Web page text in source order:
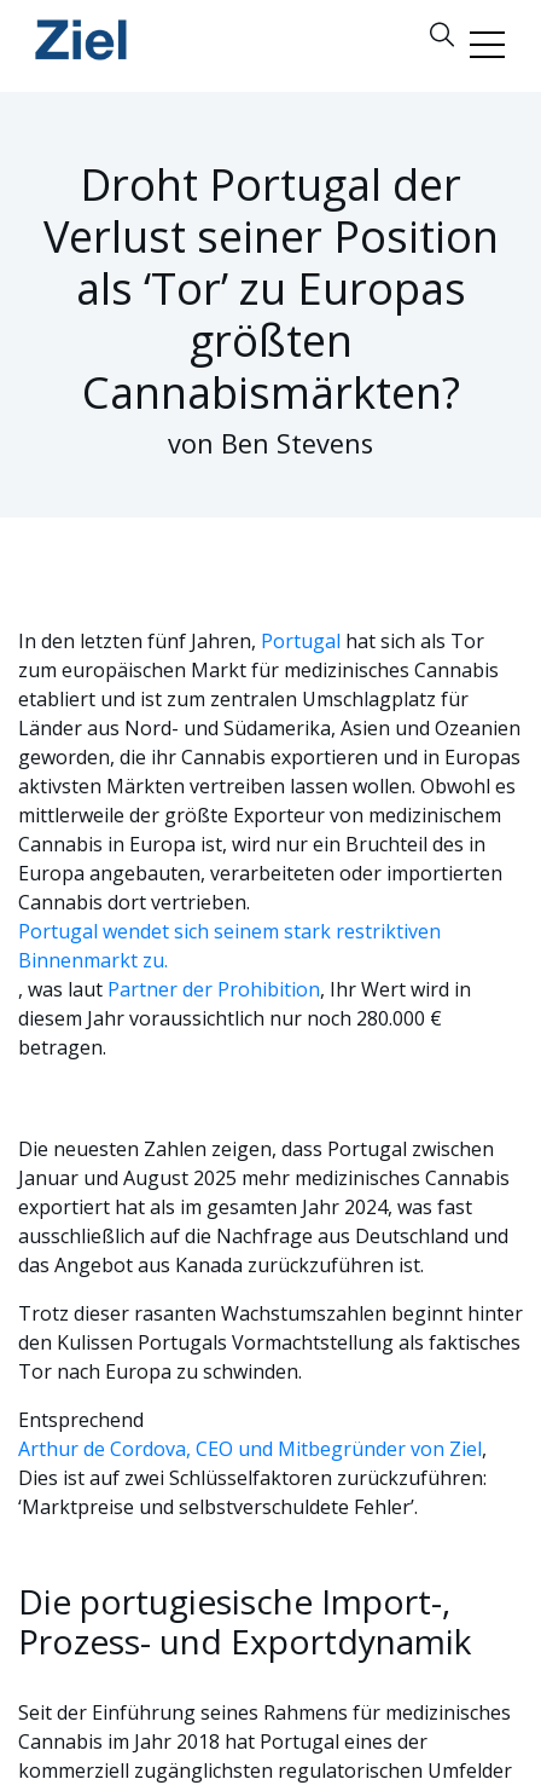
Droht Portugal der
Verlust seiner Position
als ‘Tor’ zu Europas
größten
Cannabismärkten?
von Ben Stevens
In den letzten fünf Jahren, Portugal hat sich als Tor
zum europäischen Markt für medizinisches Cannabis
etabliert und ist zum zentralen Umschlagplatz für
Länder aus Nord- und Südamerika, Asien und Ozeanien
geworden, die ihr Cannabis exportieren und in Europas
aktivsten Märkten vertreiben lassen wollen. Obwohl es
mittlerweile der größte Exporteur von medizinischem
Cannabis in Europa ist, wird nur ein Bruchteil des in
Europa angebauten, verarbeiteten oder importierten
Cannabis dort vertrieben.
Portugal wendet sich seinem stark restriktiven
Binnenmarkt zu.
, was laut Partner der Prohibition, Ihr Wert wird in
diesem Jahr voraussichtlich nur noch 280.000 €
betragen.
Die neuesten Zahlen zeigen, dass Portugal zwischen
Januar und August 2025 mehr medizinisches Cannabis
exportiert hat als im gesamten Jahr 2024, was fast
ausschließlich auf die Nachfrage aus Deutschland und
das Angebot aus Kanada zurückzuführen ist.
Trotz dieser rasanten Wachstumszahlen beginnt hinter
den Kulissen Portugals Vormachtstellung als faktisches
Tor nach Europa zu schwinden.
Entsprechend
Arthur de Cordova, CEO und Mitbegründer von Ziel,
Dies ist auf zwei Schlüsselfaktoren zurückzuführen:
‘Marktpreise und selbstverschuldete Fehler’.
Die portugiesische Import-,
Prozess- und Exportdynamik
Seit der Einführung seines Rahmens für medizinisches
Cannabis im Jahr 2018 hat Portugal eines der
kommerziell zugänglichsten regulatorischen Umfelder